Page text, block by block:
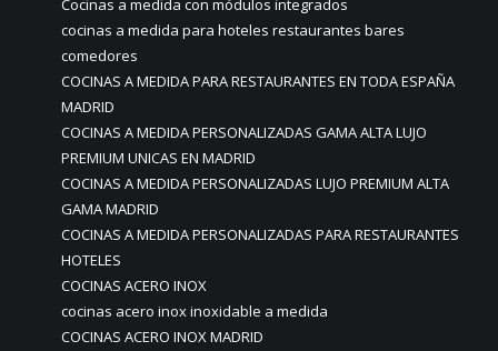
Cocinas a medida con módulos integrados
cocinas a medida para hoteles restaurantes bares
comedores
COCINAS A MEDIDA PARA RESTAURANTES EN TODA ESPAÑA
MADRID
COCINAS A MEDIDA PERSONALIZADAS GAMA ALTA LUJO
PREMIUM UNICAS EN MADRID
COCINAS A MEDIDA PERSONALIZADAS LUJO PREMIUM ALTA
GAMA MADRID
COCINAS A MEDIDA PERSONALIZADAS PARA RESTAURANTES
HOTELES
COCINAS ACERO INOX
cocinas acero inox inoxidable a medida
COCINAS ACERO INOX MADRID